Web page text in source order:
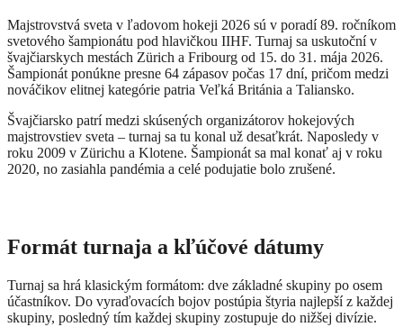
Majstrovstvá sveta v ľadovom hokeji 2026 sú v poradí 89. ročníkom
svetového šampionátu pod hlavičkou IIHF. Turnaj sa uskutoční v
švajčiarskych mestách Zürich a Fribourg od 15. do 31. mája 2026.
Šampionát ponúkne presne 64 zápasov počas 17 dní, pričom medzi
nováčikov elitnej kategórie patria Veľká Británia a Taliansko.
Švajčiarsko patrí medzi skúsených organizátorov hokejových
majstrovstiev sveta – turnaj sa tu konal už desaťkrát. Naposledy v
roku 2009 v Zürichu a Klotene. Šampionát sa mal konať aj v roku
2020, no zasiahla pandémia a celé podujatie bolo zrušené.
Formát turnaja a kľúčové dátumy
Turnaj sa hrá klasickým formátom: dve základné skupiny po osem
účastníkov. Do vyraďovacích bojov postúpia štyria najlepší z každej
skupiny, posledný tím každej skupiny zostupuje do nižšej divízie.